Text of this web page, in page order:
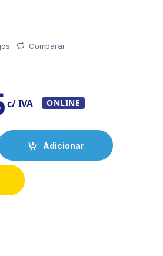
Comparar
c/ IVA ONLINE
Adicionar